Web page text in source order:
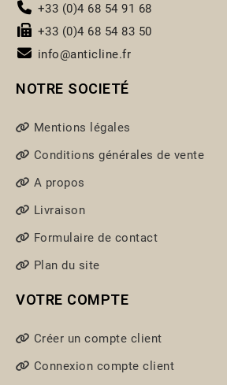
+33 (0)4 68 54 91 68
+33 (0)4 68 54 83 50
info@anticline.fr
NOTRE SOCIETÉ
Mentions légales
Conditions générales de vente
A propos
Livraison
Formulaire de contact
Plan du site
VOTRE COMPTE
Créer un compte client
Connexion compte client